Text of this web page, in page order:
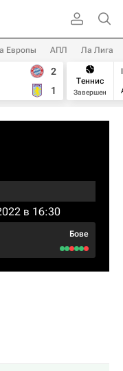
Европы АПЛ Ла Лига
2
1
Теннис
Завершен
в 16:30
Бове